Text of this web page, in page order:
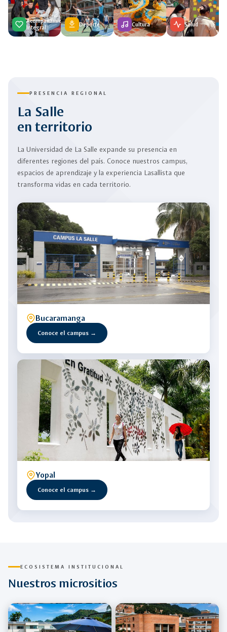
Acompañamiento
Integral
Deporte Cultura Salud
PRESENCIA REGIONAL
La Salle
en territorio
La Universidad de La Salle expande su presencia en
diferentes regiones del país. Conoce nuestros campus,
espacios de aprendizaje y la experiencia Lasallista que
transforma vidas en cada territorio.
Bucaramanga
Conoce el campus →
Yopal
Conoce el campus →
ECOSISTEMA INSTITUCIONAL
Nuestros micrositios